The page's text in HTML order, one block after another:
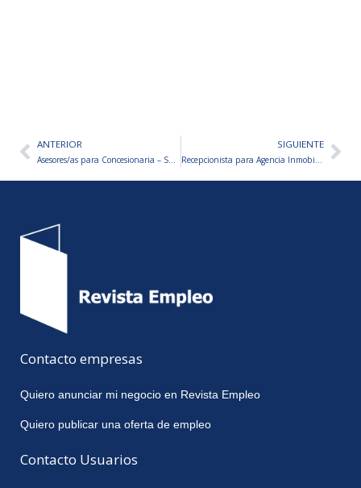
AntANTERIOR
Asesores/as para Concesionaria – San Luis
SIGUIENTE
Recepcionista para Agencia Inmobiliaria
Contacto empresas
Quiero anunciar mi negocio en Revista Empleo
Quiero publicar una oferta de empleo
Contacto Usuarios